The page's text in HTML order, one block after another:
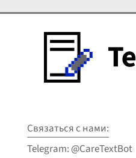
Связаться с нами:
Telegram: @CareTextBot